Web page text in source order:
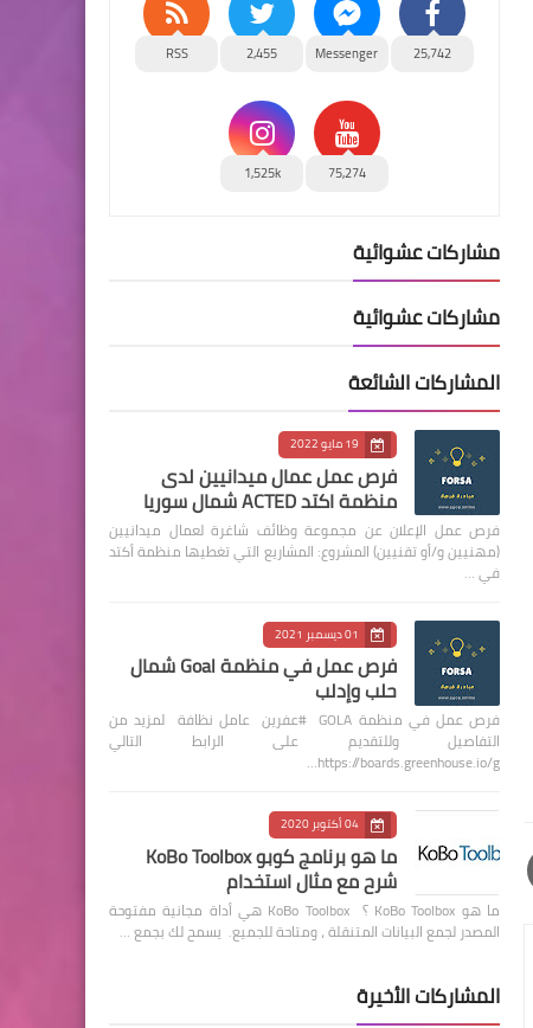
25,742
Messenger
2,455
RSS
75,274
1,525k
مشاركات عشوائية
مشاركات عشوائية
المشاركات الشائعة
19 مايو 2022
فرص عمل عمال ميدانيين لدى
منظمة اكتد ACTED شمال سوريا
فرص عمل الإعلان عن مجموعة وظائف شاغرة لعمال ميدانيين
(مهنيين و/أو تقنيين) المشروع: المشاريع التي تغطيها منظمة أكتد
في …
01 ديسمبر 2021
فرص عمل في منظمة Goal شمال
حلب وإدلب
فرص عمل في منظمة GOLA #عفرين عامل نظافة لمزيد من
التفاصيل وللتقديم على الرابط التالي
https://boards.greenhouse.io/g…
04 أكتوبر 2020
ما هو برنامج كوبو KoBo Toolbox
شرح مع مثال استخدام
ما هو KoBo Toolbox ؟ KoBo Toolbox هي أداة مجانية مفتوحة
المصدر لجمع البيانات المتنقلة ، ومتاحة للجميع. يسمح لك بجمع …
المشاركات الأخيرة